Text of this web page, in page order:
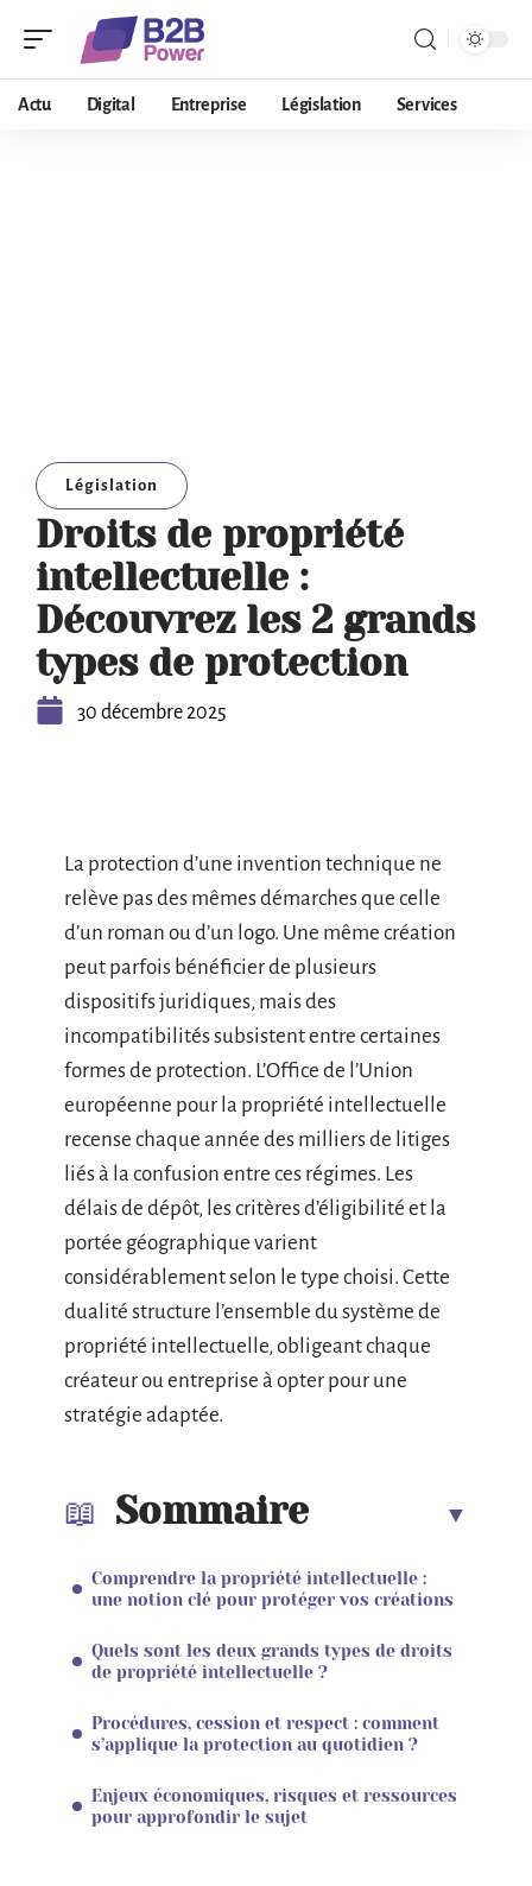
Actu Digital Entreprise Législation Services
Législation
Droits de propriété
intellectuelle :
Découvrez les 2 grands
types de protection
30 décembre 2025
La protection d’une invention technique ne
relève pas des mêmes démarches que celle
d’un roman ou d’un logo. Une même création
peut parfois bénéficier de plusieurs
dispositifs juridiques, mais des
incompatibilités subsistent entre certaines
formes de protection. L’Office de l’Union
européenne pour la propriété intellectuelle
recense chaque année des milliers de litiges
liés à la confusion entre ces régimes. Les
délais de dépôt, les critères d’éligibilité et la
portée géographique varient
considérablement selon le type choisi. Cette
dualité structure l’ensemble du système de
propriété intellectuelle, obligeant chaque
créateur ou entreprise à opter pour une
stratégie adaptée.
Sommaire
Comprendre la propriété intellectuelle :
une notion clé pour protéger vos créations
Quels sont les deux grands types de droits
de propriété intellectuelle ?
Procédures, cession et respect : comment
s’applique la protection au quotidien ?
Enjeux économiques, risques et ressources
pour approfondir le sujet